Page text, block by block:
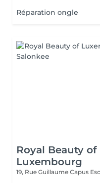
Réparation ongle
Royal Beauty of
Luxembourg
19, Rue Guillaume Capus